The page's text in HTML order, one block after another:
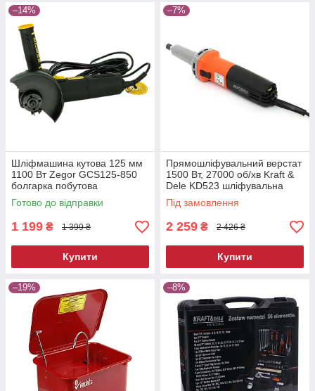
–14%
Шліфмашина кутова 125 мм
1100 Вт Zegor GCS125-850
болгарка побутова
електрична для різання та
шліфування
Готово до відправки
1 199 ₴ 1 399 ₴
Купити
–7%
Прямошліфувальний верстат
1500 Вт, 27000 об/хв Kraft &
Dele KD523 шліфувальна
машина пряма
Під замовлення
2 259 ₴ 2 426 ₴
Купити
–19% –8%